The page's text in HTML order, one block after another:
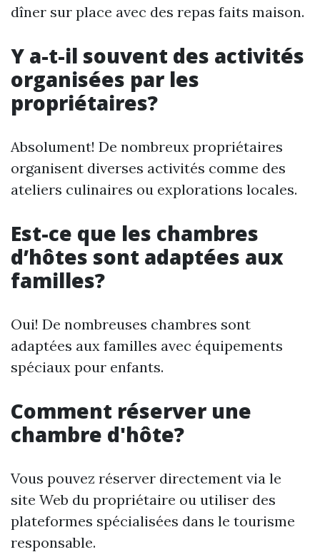
dîner sur place avec des repas faits maison.
Y a-t-il souvent des activités
organisées par les
propriétaires?
Absolument! De nombreux propriétaires
organisent diverses activités comme des
ateliers culinaires ou explorations locales.
Est-ce que les chambres
d’hôtes sont adaptées aux
familles?
Oui! De nombreuses chambres sont
adaptées aux familles avec équipements
spéciaux pour enfants.
Comment réserver une
chambre d'hôte?
Vous pouvez réserver directement via le
site Web du propriétaire ou utiliser des
plateformes spécialisées dans le tourisme
responsable.